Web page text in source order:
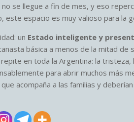
se llegue a fin de mes, y eso
espacio es muy valioso para la
un Estado inteligente y
básica a menos de la mitad de
en toda la Argentina: la
para abrir muchos más
acompaña a las familias y